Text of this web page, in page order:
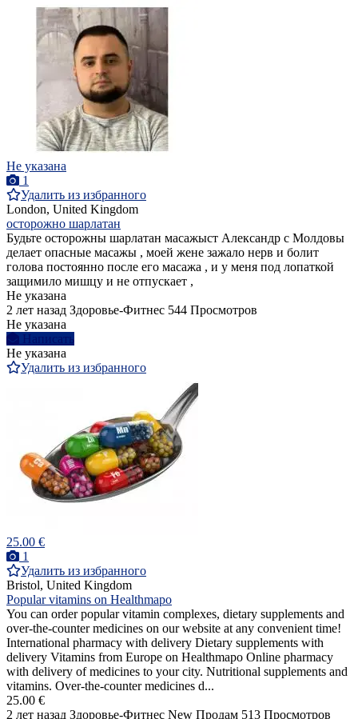
Не указана
1
Удалить из избранного
London, United Kingdom
осторожно шарлатан
Будьте осторожны шарлатан масажыст Александр с Молдовы
делает опасные масажы , моей жене зажало нерв и болит
голова постоянно после его масажа , и у меня под лопаткой
защимило мишцу и не отпускает ,
Не указана
2 лет назад Здоровье-Фитнес 544 Просмотров
Не указана
Написать
Не указана
Удалить из избранного
25.00 €
1
Удалить из избранного
Bristol, United Kingdom
Popular vitamins on Healthmapo
You can order popular vitamin complexes, dietary supplements and
over-the-counter medicines on our website at any convenient time!
International pharmacy with delivery Dietary supplements with
delivery Vitamins from Europe on Healthmapo Online pharmacy
with delivery of medicines to your city. Nutritional supplements and
vitamins. Over-the-counter medicines d...
25.00 €
2 лет назад Здоровье-Фитнес New Продам 513 Просмотров